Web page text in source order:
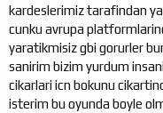
kardeslerimiz tarafindan
cunku avrupa
yaratikmisiz gbi gorurler
sanirim bizim yurdum
cikarlari icn bokunu
isterim bu oyunda boyle